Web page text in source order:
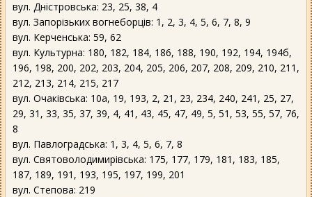
вул. Дністровська: 23, 25, 38, 4
вул. Запорізьких вогнеборців: 1, 2, 3, 4, 5, 6, 7, 8, 9
вул. Керченська: 59, 62
вул. Культурна: 180, 182, 184, 186, 188, 190, 192, 194, 194б,
196, 198, 200, 202, 203, 204, 205, 206, 207, 208, 209, 210, 211,
212, 213, 214, 215, 217
вул. Очаківська: 10а, 19, 193, 2, 21, 23, 234, 240, 241, 25, 27,
29, 31, 33, 35, 37, 39, 4, 41, 43, 45, 47, 49, 5, 51, 53, 55, 57, 76,
8
вул. Павлоградська: 1, 3, 4, 5, 6, 7, 8
вул. Святоволодимирівська: 175, 177, 179, 181, 183, 185,
187, 189, 191, 193, 195, 197, 199, 201
вул. Степова: 219